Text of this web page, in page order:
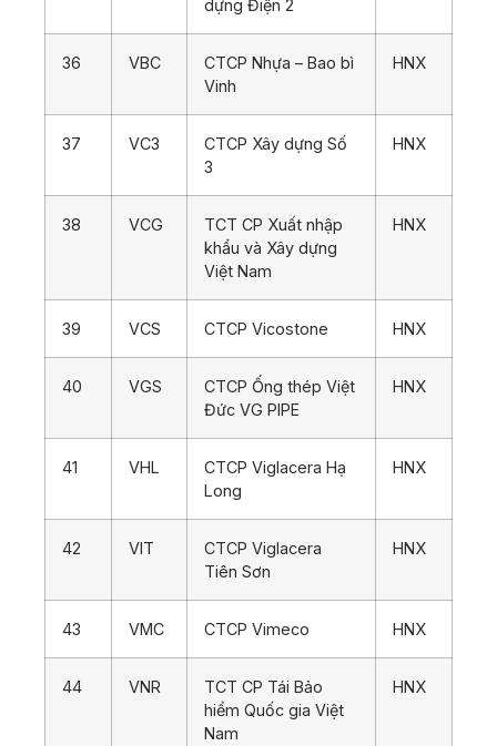
dựng Điện 2
36 VBC
CTCP Nhựa – Bao bì
Vinh
HNX
37 VC3
CTCP Xây dựng Số
3
HNX
38 VCG
TCT CP Xuất nhập
khẩu và Xây dựng
Việt Nam
HNX
39 VCS CTCP Vicostone HNX
40 VGS
CTCP Ống thép Việt
Đức VG PIPE
HNX
41 VHL
CTCP Viglacera Hạ
Long
HNX
42 VIT
CTCP Viglacera
Tiên Sơn
HNX
43 VMC CTCP Vimeco HNX
44 VNR
TCT CP Tái Bảo
hiểm Quốc gia Việt
Nam
HNX